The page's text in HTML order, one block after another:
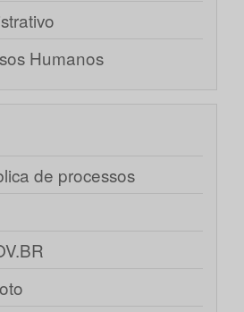
Humanos
de processos